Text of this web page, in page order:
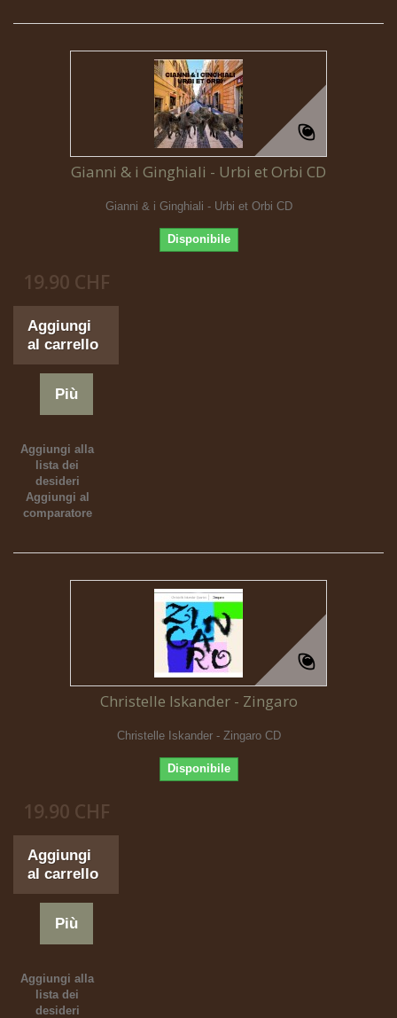
Gianni & i Ginghiali - Urbi et Orbi CD
Gianni & i Ginghiali - Urbi et Orbi CD
Disponibile
19.90 CHF
Aggiungi
al carrello
Più
Aggiungi alla
lista dei
desideri
Aggiungi al
comparatore
Christelle Iskander - Zingaro
Christelle Iskander - Zingaro CD
Disponibile
19.90 CHF
Aggiungi
al carrello
Più
Aggiungi alla
lista dei
desideri